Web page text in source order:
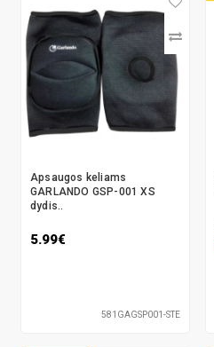
Apsaugos keliams
GARLANDO GSP-001 XS
dydis..
5.99€
581GAGSP001-STE